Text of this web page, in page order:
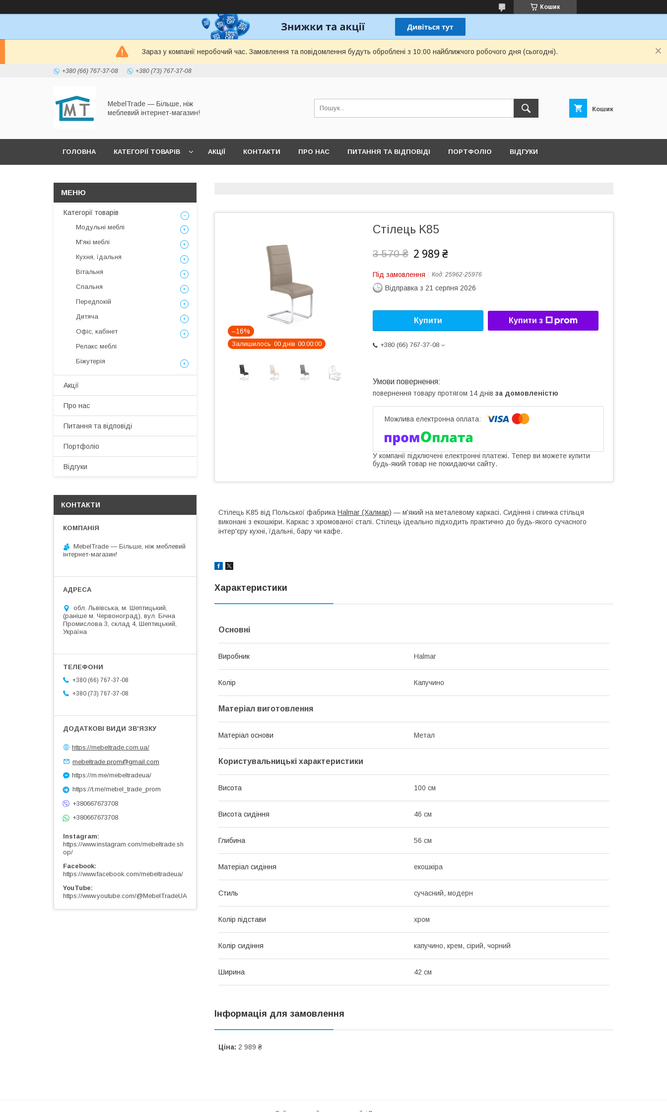
Кошик
Зараз у компанії неробочий час. Замовлення та повідомлення будуть оброблені з 10:00 найближчого робочого дня (сьогодні).
+380 (66) 767-37-08 +380 (73) 767-37-08
MebelTrade — Більше, ніж
меблевий інтернет-магазин!
Кошик
ГОЛОВНА КАТЕГОРІЇ ТОВАРІВ АКЦІЇ КОНТАКТИ ПРО НАС ПИТАННЯ ТА ВІДПОВІДІ ПОРТФОЛІО ВІДГУКИ
–16%
Залишилось 00 днів 00 00 00
Стілець K85
3 570 ₴ 2 989 ₴
Під замовлення Код: 25962-25976
Відправка з 21 серпня 2026
Купити Купити з
+380 (66) 767-37-08
повернення товару протягом 14 днів за домовленістю
У компанії підключені електронні платежі. Тепер ви можете купити
будь-який товар не покидаючи сайту.
Стілець K85 від Польської фабрика Halmar (Халмар) — м'який на металевому каркасі. Сидіння і спинка стільця
виконані з екошкіри. Каркас з хромованої сталі. Стілець ідеально підходить практично до будь-якого сучасного
інтер'єру кухні, їдальні, бару чи кафе.
Характеристики
Основні
Виробник Halmar
Колір Капучино
Матеріал виготовлення
Матеріал основи Метал
Користувальницькі характеристики
Висота 100 см
Висота сидіння 46 см
Глибина 56 см
Матеріал сидіння екошкіра
Стиль сучасний, модерн
Колір підстави хром
Колір сидіння капучино, крем, сірий, чорний
Ширина 42 см
Інформація для замовлення
Ціна: 2 989 ₴
Категорії товарів
Модульні меблі
М'які меблі
Кухня, їдальня
Вітальня
Спальня
Передпокій
Дитяча
Офіс, кабінет
Релакс меблі
Біжутерія
Акції
Про нас
Питання та відповіді
Портфоліо
Відгуки
КОНТАКТИ
MebelTrade — Більше, ніж меблевий
інтернет-магазин!
обл. Львівська, м. Шептицький,
(раніше м. Червоноград), вул. Бічна
Промислова 3, склад 4, Шептицький,
Україна
+380 (66) 767-37-08
+380 (73) 767-37-08
https://mebeltrade.com.ua/
mebeltrade.prom@gmail.com
https://m.me/mebeltradeua/
https://t.me/mebel_trade_prom
+380667673708
+380667673708
Instagram
https://www.instagram.com/mebeltrade.sh
op/
Facebook
https://www.facebook.com/mebeltradeua/
YouTube
https://www.youtube.com/@MebelTradeUA